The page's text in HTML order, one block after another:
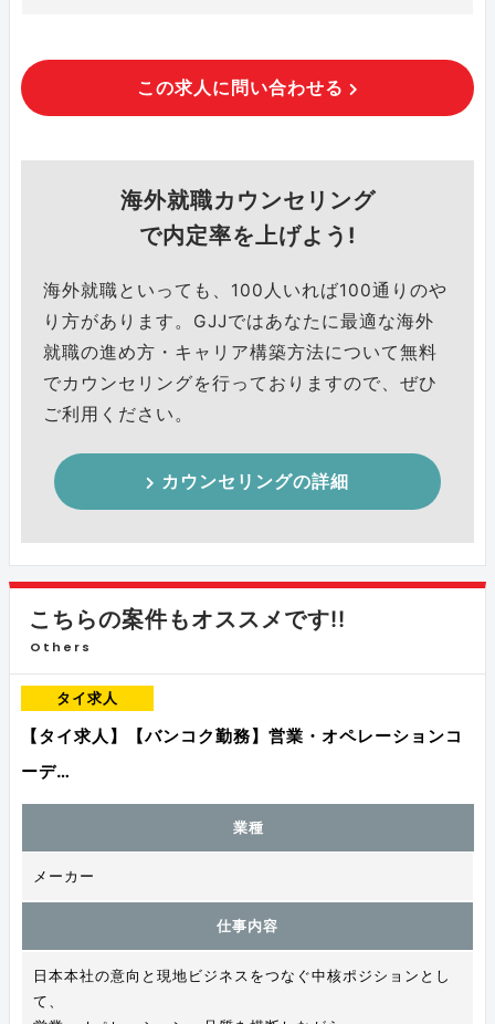
この求人に問い合わせる
海外就職カウンセリング
で内定率を上げよう!
海外就職といっても、100人いれば100通りのや
り方があります。GJJではあなたに最適な海外
就職の進め方・キャリア構築方法について無料
でカウンセリングを行っておりますので、ぜひ
ご利用ください。
カウンセリングの詳細
こちらの案件もオススメです!!
Others
タイ求人
【タイ求人】【バンコク勤務】営業・オペレーションコ
ーデ…
業種
メーカー
仕事内容
日本本社の意向と現地ビジネスをつなぐ中核ポジションとし
て、